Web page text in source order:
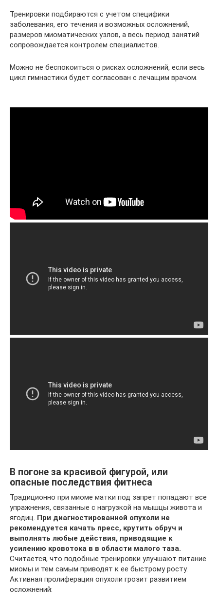
Тренировки подбираются с учетом специфики
заболевания, его течения и возможных осложнений,
размеров миоматических узлов, а весь период занятий
сопровождается контролем специалистов.
Можно не беспокоиться о рисках осложнений, если весь
цикл гимнастики будет согласован с лечащим врачом.
В погоне за красивой фигурой, или
опасные последствия фитнеса
Традиционно при миоме матки под запрет попадают все
упражнения, связанные с нагрузкой на мышцы живота и
ягодиц. При диагностированной опухоли не
рекомендуется качать пресс, крутить обруч и
выполнять любые действия, приводящие к
усилению кровотока в в области малого таза.
Считается, что подобные тренировки улучшают питание
миомы и тем самым приводят к ее быстрому росту.
Активная пролиферация опухоли грозит развитием
осложнений: